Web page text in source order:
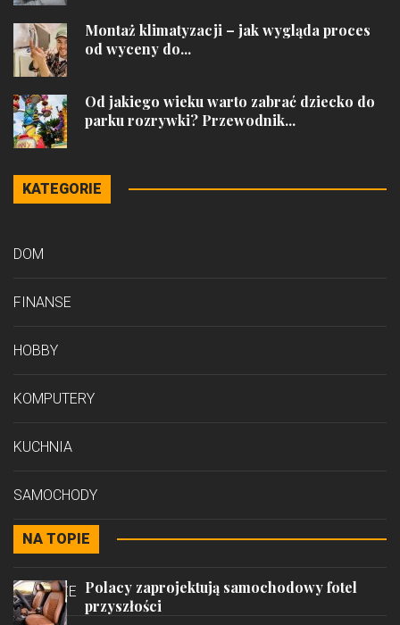
Montaż klimatyzacji – jak wygląda proces
od wyceny do...
Od jakiego wieku warto zabrać dziecko do
parku rozrywki? Przewodnik...
KATEGORIE
DOM
FINANSE
HOBBY
KOMPUTERY
KUCHNIA
SAMOCHODY
STYL
PODRÓŻE
NA TOPIE
Polacy zaprojektują samochodowy fotel
przyszłości